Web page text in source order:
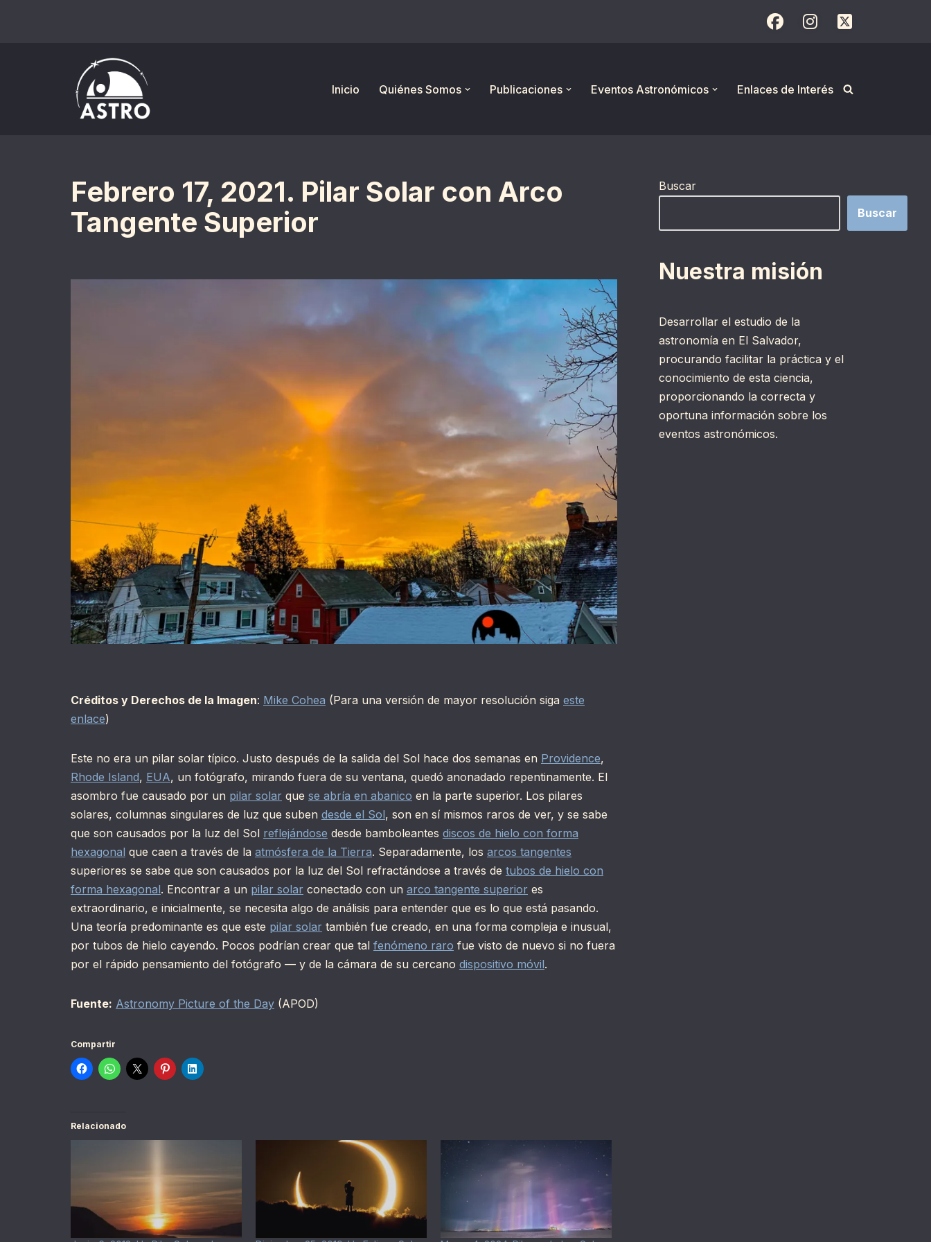
Inicio
Quiénes Somos Publicaciones Eventos Astronómicos Enlaces de Interés
Febrero 17, 2021. Pilar Solar con Arco
Tangente Superior
Créditos y Derechos de la Imagen: Mike Cohea (Para una versión de mayor resolución siga este
enlace)
Este no era un pilar solar típico. Justo después de la salida del Sol hace dos semanas en Providence,
Rhode Island, EUA, un fotógrafo, mirando fuera de su ventana, quedó anonadado repentinamente. El
asombro fue causado por un pilar solar que se abría en abanico en la parte superior. Los pilares
solares, columnas singulares de luz que suben desde el Sol, son en sí mismos raros de ver, y se sabe
que son causados por la luz del Sol reflejándose desde bamboleantes discos de hielo con forma
hexagonal que caen a través de la atmósfera de la Tierra. Separadamente, los arcos tangentes
superiores se sabe que son causados por la luz del Sol refractándose a través de tubos de hielo con
forma hexagonal. Encontrar a un pilar solar conectado con un arco tangente superior es
extraordinario, e inicialmente, se necesita algo de análisis para entender que es lo que está pasando.
Una teoría predominante es que este pilar solar también fue creado, en una forma compleja e inusual,
por tubos de hielo cayendo. Pocos podrían crear que tal fenómeno raro fue visto de nuevo si no fuera
por el rápido pensamiento del fotógrafo — y de la cámara de su cercano dispositivo móvil.
Fuente: Astronomy Picture of the Day (APOD)
Compartir
Relacionado
Buscar
Buscar
Nuestra misión
Desarrollar el estudio de la
astronomía en El Salvador,
procurando facilitar la práctica y el
conocimiento de esta ciencia,
proporcionando la correcta y
oportuna información sobre los
eventos astronómicos.